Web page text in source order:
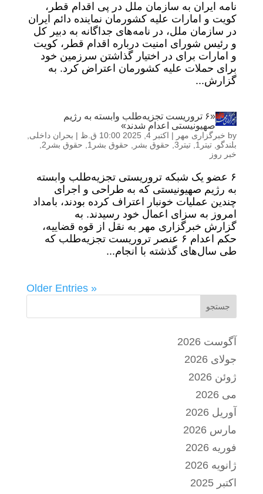
نامه ایران به سازمان ملل در پی اقدام قطر،
کویت و امارات علیه کشورمان نماینده دائم ایران
در سازمان ملل، در نامه‌های جداگانه به دبیر کل
و رئیس شورای امنیت درباره اقدام قطر، کویت
و امارات برای در اختیار گذاشتن سرزمین خود
برای حملات علیه کشورمان اعتراض کرد. به
گزارش...
«۶ تروریست تجزیه‌طلب وابسته به رژیم
صهیونیستی اعدام شدند»
by خبرگزاری مهر | اکتبر 4, 2025 10:00 ق.ظ | بحران داخلی
بلندگو تیتر1 تیتر3 , حقوق بشر حقوق بشر1 حقوق بشر2
خبر روز
۶ عضو یک شبکه تروریستی تجزیه‌طلب وابسته
به رژیم صهیونیستی که به طراحی و اجرای
چندین عملیات خونبار اعتراف کرده بودند، بامداد
امروز به سزای اعمال خود رسیدند. به
گزارش خبرگزاری مهر به نقل از قوه قضاییه،
حکم اعدام ۶ عنصر تروریست تجزیه‌طلب که
طی سال‌های گذشته با انجام...
« Older Entries
جستجو
آگوست 2026
جولای 2026
ژوئن 2026
می 2026
آوریل 2026
مارس 2026
فوریه 2026
ژانویه 2026
اکتبر 2025